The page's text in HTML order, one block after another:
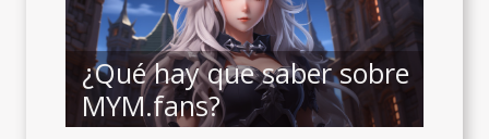
¿Qué hay que saber sobre
MYM.fans?